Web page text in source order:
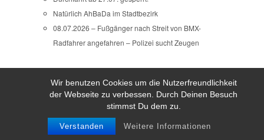
Wir benutzen Cookies um die Nutzerfreundlichkeit
der Webseite zu verbessen. Durch Deinen Besuch
stimmst Du dem zu.
Verstanden Weitere Informationen
Natürlich AhBaDa im Stadtbezirk
08.07.2026 – Fußgänger nach Streit von BMX-
Radfahrer angefahren – Polizei sucht Zeugen
Copyright © 2026